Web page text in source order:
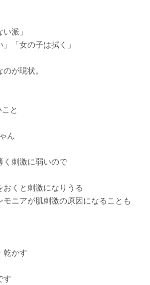
派」
」「女の子は拭く」
が現状。
と
ん
く刺激に弱いので
おくと刺激になりうる
モニアが肌刺激の原因になることも
乾かす
す